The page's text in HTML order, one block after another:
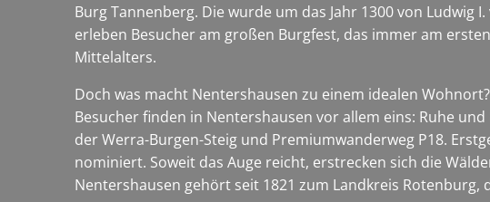
Burg Tannenberg. Die wurde um das Jahr 1300 von
erleben Besucher am großen Burgfest, das immer am
Mittelalters.
Doch was macht Nentershausen zu einem idealen
Besucher finden in Nentershausen vor allem eins: Ruhe
der Werra-Burgen-Steig und Premiumwanderweg P18.
nominiert. Soweit das Auge reicht, erstrecken sich die
Nentershausen gehört seit 1821 zum Landkreis